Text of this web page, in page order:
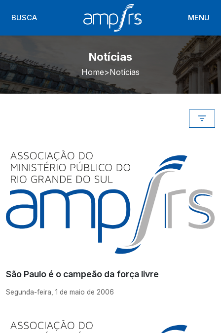
BUSCA MENU
Notícias
Home Notícias
São Paulo é o campeão da força livre
Segunda-feira, 1 de maio de 2006